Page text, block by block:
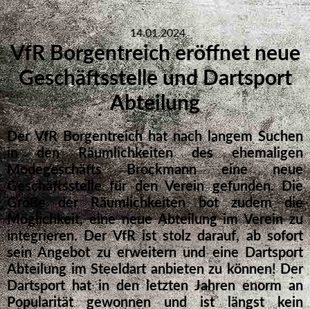
14.01.2024
VfR Borgentreich eröffnet neue
Geschäftsstelle und Dartsport
Abteilung
Der VfR Borgentreich hat nach langem Suchen
in den Räumlichkeiten des ehemaligen
Modegeschäfts Brockmann eine neue
Geschäftsstelle für den Verein gefunden. Die
Größe der Räumlichkeiten bot zudem die
Möglichkeit, eine neue Abteilung im Verein zu
integrieren. Der VfR ist stolz darauf, ab sofort
sein Angebot zu erweitern und eine Dartsport
Abteilung im Steeldart anbieten zu können! Der
Dartsport hat in den letzten Jahren enorm an
Popularität gewonnen und ist längst kein